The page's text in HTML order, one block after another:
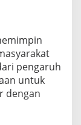
pengaruh
untuk
dengan